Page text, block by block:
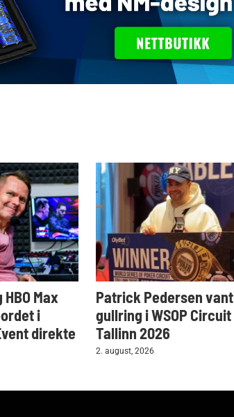
Max
i
direkte
Patrick Pedersen vant
gullring i WSOP Circuit
Tallinn 2026
2. august, 2026